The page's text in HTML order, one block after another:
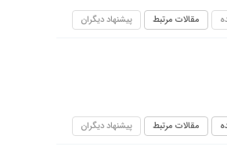
مقالات مرتبط پیشنهاد دیگران
مقالات مرتبط پیشنهاد دیگران